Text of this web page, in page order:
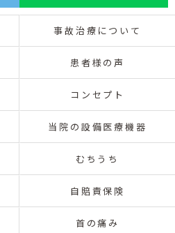
事故治療について
患者様の声
コンセプト
当院の設備医療機器
むちうち
自賠責保険
首の痛み